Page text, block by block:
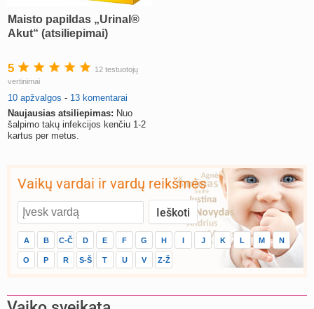
Maisto papildas „Urinal®
Akut“ (atsiliepimai)
5
12 testuotojų
vertinimai
10 apžvalgos - 13 komentarai
Naujausias atsiliepimas: Nuo
šalpimo takų infekcijos kenčiu 1-2
kartus per metus.
Vaikų vardai ir vardų reikšmės
A B C-Č D E F G H J K L M N
O P R S-Š T U V Z-Ž